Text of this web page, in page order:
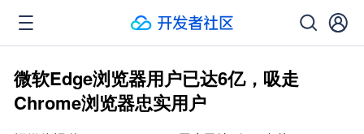
微软Edge浏览器用户已达6亿，吸走
Chrome浏览器忠实用户